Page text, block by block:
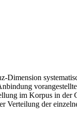
Dimension
im Korpus in der
Verteilung der